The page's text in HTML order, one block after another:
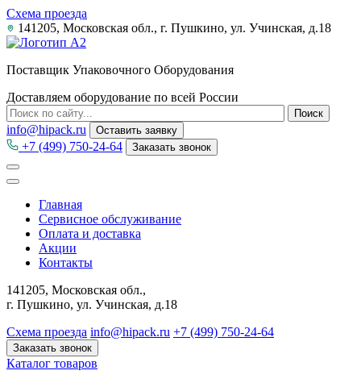
Схема проезда
141205, Московская обл., г. Пушкино, ул. Учинская, д.18
Поставщик Упаковочного Оборудования
Доставляем оборудование по всей России
info@hipack.ru Оставить заявку
+7 (499) 750-24-64 Заказать звонок
Главная
Сервисное обслуживание
Оплата и доставка
Акции
Контакты
141205, Московская обл.,
г. Пушкино, ул. Учинская, д.18
Схема проезда info@hipack.ru +7 (499) 750-24-64
Заказать звонок
Каталог товаров